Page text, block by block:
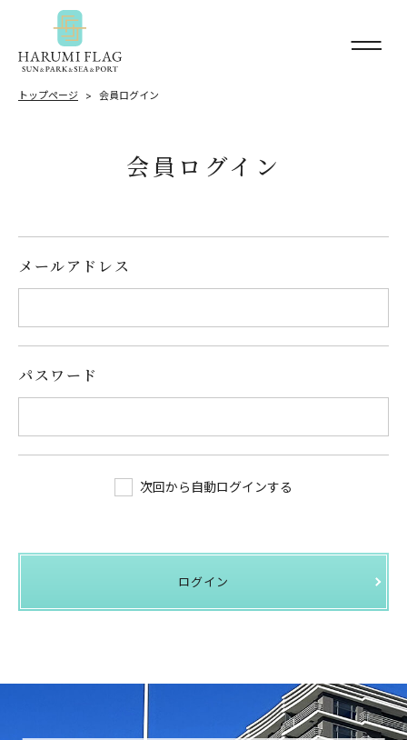
トップページ 会員ログイン
会員ログイン
メールアドレス
パスワード
次回から自動ログインする
ログイン